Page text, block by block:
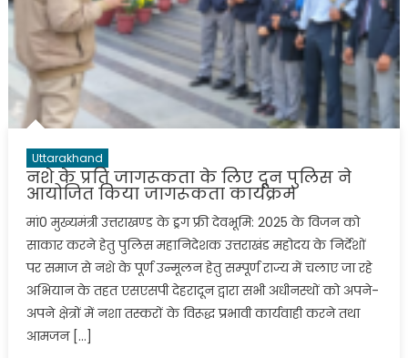
Uttarakhand
नशे के प्रति जागरूकता के लिए दून पुलिस ने
आयोजित किया जागरूकता कार्यक्रम
मां0 मुख्यमंत्री उत्तराखण्ड के ड्रग फ्री देवभूमि: 2025 के विजन को
साकार करने हेतु पुलिस महानिदेशक उत्तराखंड महोदय के निर्देशों
पर समाज से नशे के पूर्ण उन्मूलन हेतु सम्पूर्ण राज्य में चलाए जा रहे
अभियान के तहत एसएसपी देहरादून द्वारा सभी अधीनस्थों को अपने-
अपने क्षेत्रों में नशा तस्करों के विरूद्ध प्रभावी कार्यवाही करने तथा
आमजन […]